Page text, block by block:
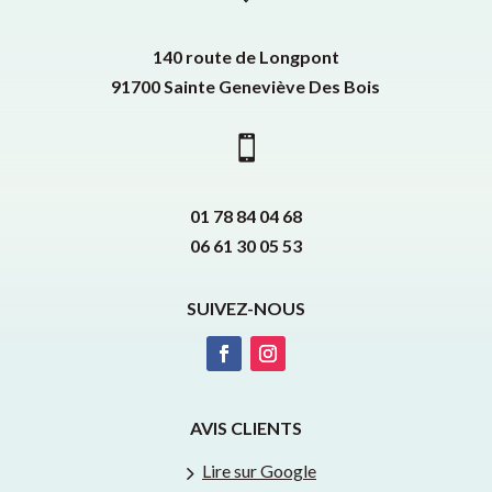
140 route de Longpont
91700 Sainte Geneviève Des Bois

01 78 84 04 68
06 61 30 05 53
SUIVEZ-NOUS
AVIS CLIENTS
5 Lire sur Google